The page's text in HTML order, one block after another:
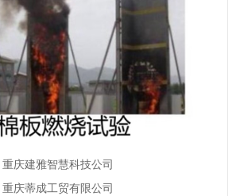
重庆建雅智慧科技公司
重庆蒂成工贸有限公司